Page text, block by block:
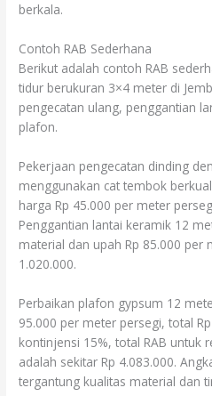
berkala.
Contoh RAB Sederhana
Berikut adalah contoh RAB
tidur berukuran 3×4 meter di
pengecatan ulang, penggantian
plafon.
Pekerjaan pengecatan dinding
menggunakan cat tembok
harga Rp 45.000 per meter
Penggantian lantai keramik 12
material dan upah Rp 85.000 per
1.020.000.
Perbaikan plafon gypsum 12
95.000 per meter persegi, total
kontinjensi 15%, total RAB untuk
adalah sekitar Rp 4.083.000.
tergantung kualitas material dan